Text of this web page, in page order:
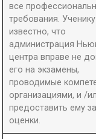
все
требования.
известно, что
администрация
центра вправе не
его на экзамены,
проводимые
организациями, и /
предоставить ему
оценки.